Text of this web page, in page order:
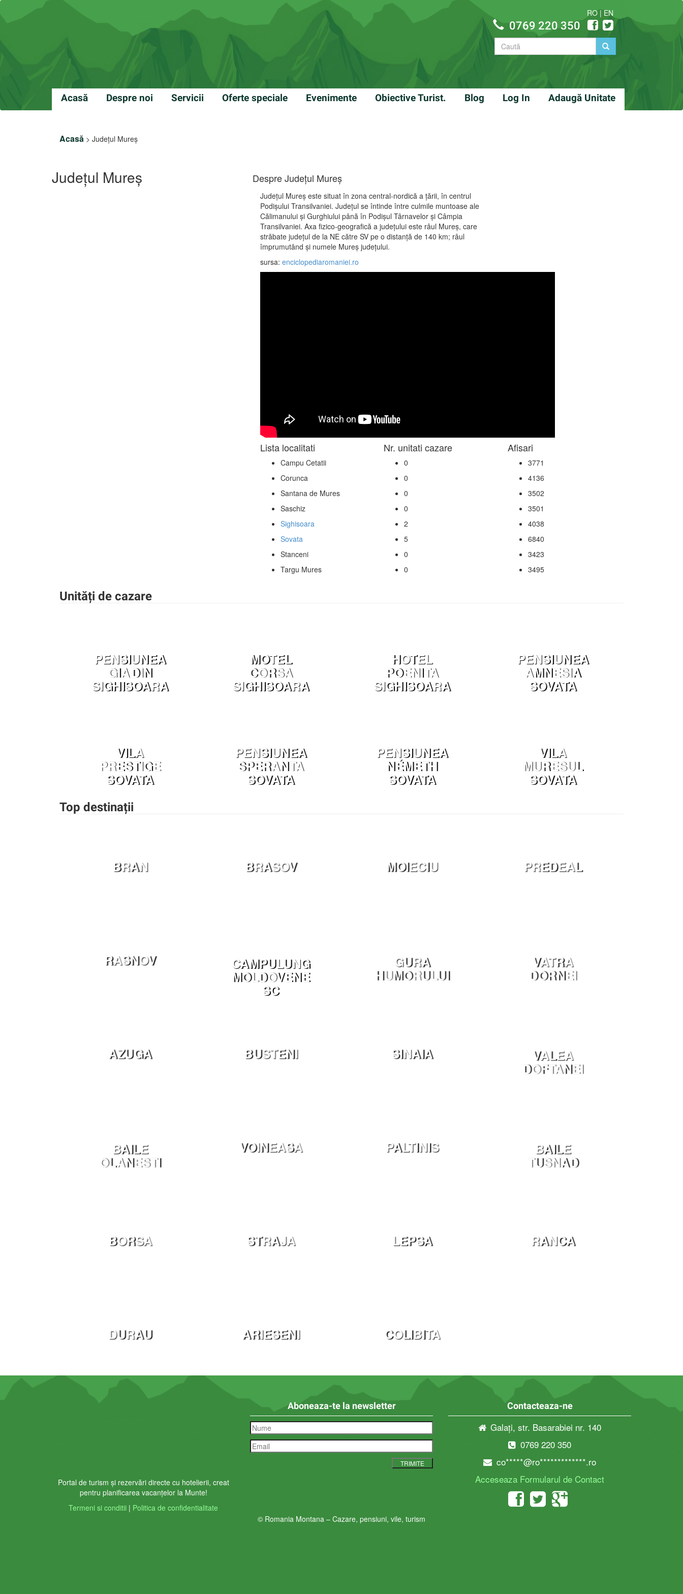
RO | EN
0769 220 350
Acasă Despre noi Servicii Oferte speciale Evenimente Obiective Turist. Blog Log In Adaugă Unitate
Acasă > Județul Mureş
Județul Mureş Despre Județul Mureş
Judeţul Mureş este situat în zona central-nordică a ţării, în centrul
Podişului Transilvaniei. Judeţul se întinde între culmile muntoase ale
Călimanului şi Gurghiului până în Podişul Târnavelor şi Câmpia
Transilvaniei. Axa fizico-geografică a judeţului este râul Mureş, care
străbate judeţul de la NE către SV pe o distanţă de 140 km; râul
împrumutând şi numele Mureş judeţului.
sursa: enciclopediaromaniei.ro
Lista localitati
Campu Cetatii
Corunca
Santana de Mures
Saschiz
Sighisoara
Sovata
Stanceni
Targu Mures
Nr. unitati cazare
0
0
0
0
2
5
0
0
Afisari
3771
4136
3502
3501
4038
6840
3423
3495
Unități de cazare
PENSIUNEA
GIA DIN
SIGHISOARA
MOTEL
CORSA
SIGHISOARA
HOTEL
POENITA
SIGHISOARA
PENSIUNEA
AMNESIA
SOVATA
VILA
PRESTIGE
SOVATA
PENSIUNEA
SPERANTA
SOVATA
PENSIUNEA
NÉMETH
SOVATA
VILA
MURESUL
SOVATA
Top destinații
BRAN BRASOV MOIECIU PREDEAL
RASNOV CAMPULUNG
MOLDOVENE
SC
GURA
HUMORULUI
VATRA
DORNEI
AZUGA BUSTENI SINAIA VALEA
DOFTANEI
BAILE
OLANESTI
VOINEASA PALTINIS BAILE
TUSNAD
BORSA STRAJA LEPSA RANCA
DURAU ARIESENI COLIBITA
Portal de turism și rezervări directe cu hotelierii, creat
pentru planificarea vacanțelor la Munte!
Termeni si conditii | Politica de confidentialitate
Aboneaza-te la newsletter Contacteaza-ne
Galați, str. Basarabiei nr. 140
0769 220 350
co*****@ro*************.ro
Acceseaza Formularul de Contact
© Romania Montana – Cazare, pensiuni, vile, turism